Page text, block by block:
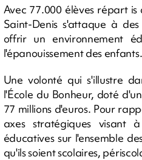
Avec 77.000 élèves répart
Saint-Denis s'attaque à
offrir un environnement
l'épanouissement des enfants.
Une volonté qui s'illustre
l'École du Bonheur, doté
77 millions d'euros. Pour
axes stratégiques visant
éducatives sur l'ensemble
qu'ils soient scolaires,